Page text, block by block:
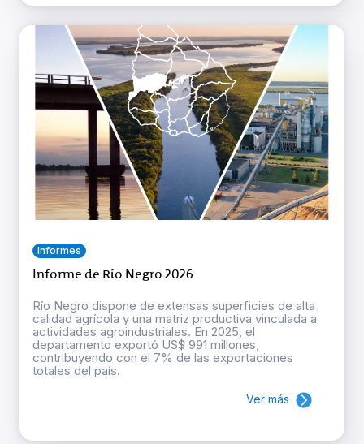
Informes
Informe de Río Negro 2026
Río Negro dispone de extensas superficies de alta
calidad agrícola y una matriz productiva vinculada a
actividades agroindustriales. En 2025, el
departamento exportó US$ 991 millones,
contribuyendo con el 7% de las exportaciones
totales del país.
Ver más